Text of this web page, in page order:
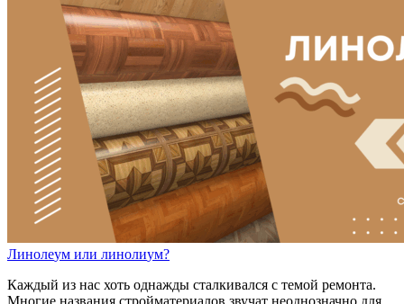
Линолеум или линолиум?
Каждый из нас хоть однажды сталкивался с темой ремонта.
Многие названия стройматериалов звучат неоднозначно для